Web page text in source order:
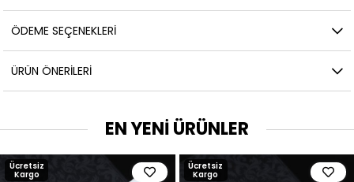
ÖDEME SEÇENEKLERI
ÜRÜN ÖNERILERI
EN YENİ ÜRÜNLER
Ücretsiz
Kargo
Ücretsiz
Kargo